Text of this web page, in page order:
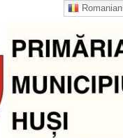
Romanian